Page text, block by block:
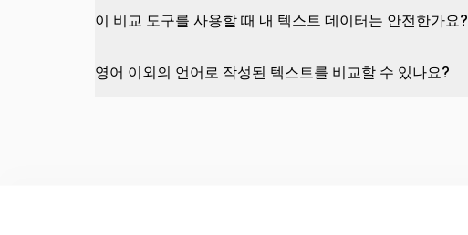
이 비교 도구를 사용할 때 내 텍스트 데이터는 안전한가요?
영어 이외의 언어로 작성된 텍스트를 비교할 수 있나요?